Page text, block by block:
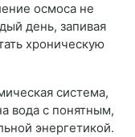
осмоса не
день, запивая
хроническую
система,
вода с понятным,
энергетикой.